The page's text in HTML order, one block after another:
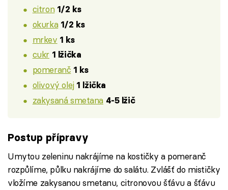
citron 1/2 ks
okurka 1/2 ks
mrkev 1 ks
cukr 1 lžička
pomeranč 1 ks
olivový olej 1 lžička
zakysaná smetana 4-5 lžič
Postup přípravy
Umytou zeleninu nakrájíme na kostičky a pomeranč
rozpůlíme, půlku nakrájíme do salátu. Zvlášť do mističky
vložíme zakysanou smetanu, citronovou šťávu a šťávu